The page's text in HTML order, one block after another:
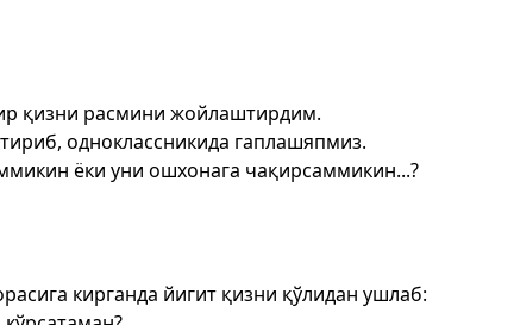
қизни расмини жойлаштирдим.
одноклассникида гаплашяпмиз.
ёки уни ошхонага чақирсаммикин...?
кирганда йигит қизни қўлидан ушлаб: